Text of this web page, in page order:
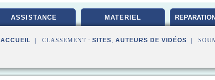
ASSISTANCE MATERIEL
ACCUEIL | CLASSEMENT : SITES, AUTEURS DE VIDÉOS |